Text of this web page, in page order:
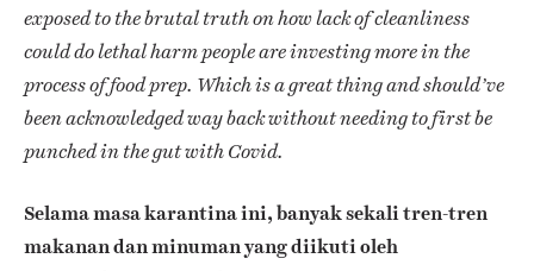
exposed to the brutal truth on how lack of cleanliness
could do lethal harm people are investing more in the
process of food prep. Which is a great thing and should’ve
been acknowledged way back without needing to first be
punched in the gut with Covid.
Selama masa karantina ini, banyak sekali tren-tren
makanan dan minuman yang diikuti oleh